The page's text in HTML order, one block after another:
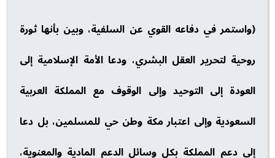
(واستمر في دفاعه القوي عن السلفية، وبين بأنها ثورة
روحية لتحرير العقل البشري، ودعا الأمة الإسلامية إلى
العودة إلى التوحيد وإلى الوقوف مع المملكة العربية
السعودية وإلى اعتبار مكة وطن حي للمسلمين، بل دعا
إلى دعم المملكة بكل وسائل الدعم المادية والمعنوية،